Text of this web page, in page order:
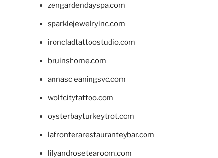
zengardendayspa.com
sparklejewelryinc.com
ironcladtattoostudio.com
bruinshome.com
annascleaningsvc.com
wolfcitytattoo.com
oysterbayturkeytrot.com
lafronterarestauranteybar.com
lilyandrosetearoom.com